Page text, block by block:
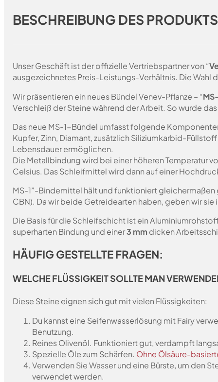
BESCHREIBUNG DES PRODUKTS
Unser Geschäft ist der offizielle Vertriebspartner von “
ausgezeichnetes Preis-Leistungs-Verhältnis. Die Wahl
Wir präsentieren ein neues Bündel Venev-Pflanze – “
Verschleiß der Steine während der Arbeit. So wurde
Das neue MS-1-Bündel umfasst folgende
Kupfer, Zinn, Diamant, zusätzlich Siliziumkarbid-
Lebensdauer ermöglichen.
Die Metallbindung wird bei einer höheren Temperatur
Celsius. Das Schleifmittel wird dann auf einer
MS-1”-Bindemittel hält und funktioniert
CBN). Da wir beide Getreidearten haben, geben wir
Die Basis für die Schleifschicht ist ein
superharten Bindung und einer3 mm dicken
HÄUFIG GESTELLTE FRAGEN:
WELCHE FLÜSSIGKEIT SOLLTE MAN
Diese Steine eignen sich gut mit vielen Flüssigkeiten:
Du kannst eine Seifenwasserlösung mit Fairy
Benutzung.
Reines Olivenöl. Funktioniert gut, verdampft
Spezielle Öle zum Schärfen. Ohne Ölsäure-
Verwenden Sie Wasser und eine Bürste, um den
verwendet werden.